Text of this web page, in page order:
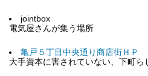
jointbox
電気屋さんが集う場所
亀戸５丁目中央通り商店街ＨＰ
大手資本に害されていない、下町ら